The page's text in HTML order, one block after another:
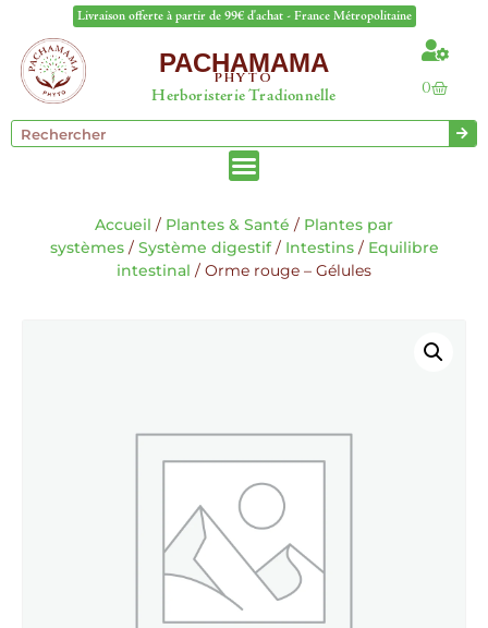
Livraison offerte à partir de 99€ d'achat - France Métropolitaine
PACHAMAMA
PHYTO
Herboristerie Tradionnelle 0
Accueil / Plantes & Santé / Plantes par
systèmes/ Système digestif/ Intestins/ Equilibre
intestinal / Orme rouge – Gélules